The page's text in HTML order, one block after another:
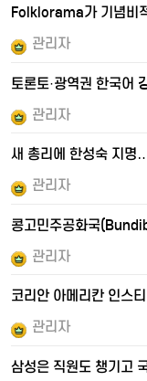
Folklorama가 기념비
관리자
토론토·광역권 한국어
관리자
새 총리에 한성숙 지명
관리자
콩고민주공화국
관리자
코리안 아메리칸 인스
관리자
삼성은 직원도 챙기고